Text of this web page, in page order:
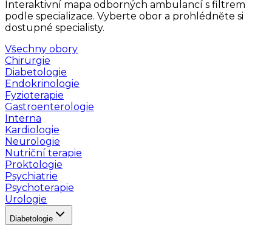
Interaktivní mapa odborných ambulancí s filtrem
podle specializace. Vyberte obor a prohlédněte si
dostupné specialisty.
Všechny obory
Chirurgie
Diabetologie
Endokrinologie
Fyzioterapie
Gastroenterologie
Interna
Kardiologie
Neurologie
Nutriční terapie
Proktologie
Psychiatrie
Psychoterapie
Urologie
Diabetologie